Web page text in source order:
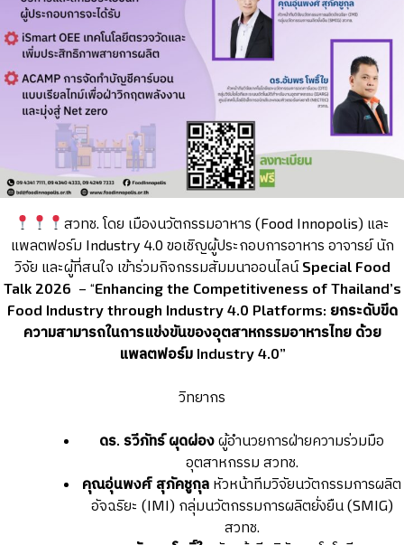
สวทช. โดย เมืองนวัตกรรมอาหาร (Food Innopolis) และ
แพลตฟอร์ม Industry 4.0 ขอเชิญผู้ประกอบการอาหาร อาจารย์ นัก
วิจัย และผู้ที่สนใจ เข้าร่วมกิจกรรมสัมมนาออนไลน์ Special Food
Talk 2026 – “Enhancing the Competitiveness of Thailand’s
Food Industry through Industry 4.0 Platforms: ยกระดับขีด
ความสามารถในการแข่งขันของอุตสาหกรรมอาหารไทย ด้วย
แพลตฟอร์ม Industry 4.0”
วิทยากร
ดร. รวีภัทร์ ผุดผ่อง ผู้อำนวยการฝ่ายความร่วมมือ
อุตสาหกรรม สวทช.
คุณอุ่นพงศ์ สุภัคชูกุล หัวหน้าทีมวิจัยนวัตกรรมการผลิต
อัจฉริยะ (IMI) กลุ่มนวัตกรรมการผลิตยั่งยืน (SMIG)
สวทช.